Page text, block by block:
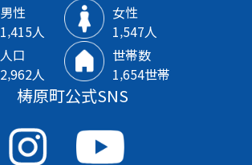
男性
1‚415人
女性
1‚547人
人口
2‚962人
世帯数
1‚654世帯
梼原町公式SNS